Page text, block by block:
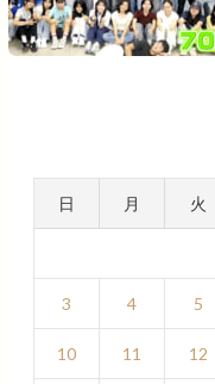
日 月 火
3 4 5
10 11 12